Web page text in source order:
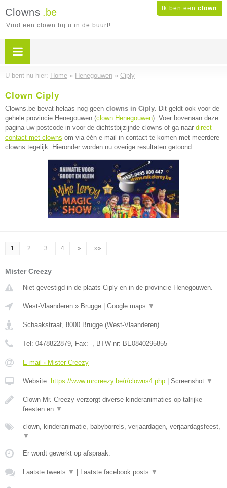
Ik ben een clown
Clowns .be
Vind een clown bij u in de buurt!
U bent nu hier: Home » Henegouwen » Ciply
Clown Ciply
Clowns.be bevat helaas nog geen clowns in Ciply. Dit geldt ook voor de
gehele provincie Henegouwen (clown Henegouwen). Voer bovenaan deze
pagina uw postcode in voor de dichtstbijzijnde clowns of ga naar direct
contact met clowns om via één e-mail in contact te komen met meerdere
clowns tegelijk. Hieronder worden nu overige resultaten getoond.
1 2 3 4 » »»
Mister Creezy
Niet gevestigd in de plaats Ciply en in de provincie Henegouwen.
West-Vlaanderen » Brugge Google maps ▼
Schaakstraat, 8000 Brugge (West-Vlaanderen)
Tel: 0478822879, Fax: -, BTW-nr: BE0840295855
E-mail › Mister Creezy
Website: https://www.mrcreezy.be/r/clowns4.php Screenshot ▼
Clown Mr. Creezy verzorgt diverse kinderanimaties op talrijke
feesten en ▼
clown, kinderanimatie, babyborrels, verjaardagen, verjaardagsfeest,
▼
Er wordt gewerkt op afspraak.
Laatste tweets ▼ Laatste facebook posts ▼